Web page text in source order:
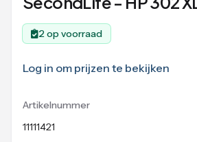
2 op voorraad
Log in om prijzen te bekijken
Artikelnummer
11111421